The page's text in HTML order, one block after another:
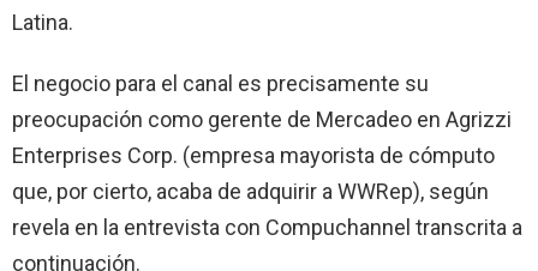
Latina.
El negocio para el canal es precisamente su
preocupación como gerente de Mercadeo en Agrizzi
Enterprises Corp. (empresa mayorista de cómputo
que, por cierto, acaba de adquirir a WWRep), según
revela en la entrevista con Compuchannel transcrita a
continuación.